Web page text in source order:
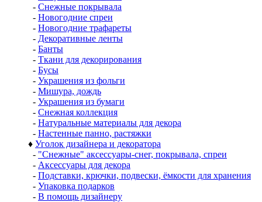
- Снежные покрывала
- Новогодние спреи
- Новогодние трафареты
- Декоративные ленты
- Банты
- Ткани для декорирования
- Бусы
- Украшения из фольги
- Мишура, дождь
- Украшения из бумаги
- Снежная коллекция
- Натуральные материалы для декора
- Настенные панно, растяжки
♦ Уголок дизайнера и декоратора
- "Снежные" аксессуары-снег, покрывала, спреи
- Аксессуары для декора
- Подставки, крючки, подвески, ёмкости для хранения
- Упаковка подарков
- В помощь дизайнеру